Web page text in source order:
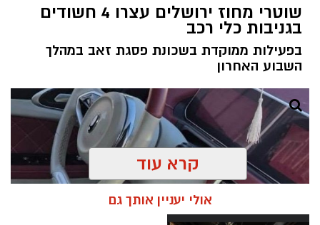
תגים:ירושלים חוגגת 60
שנה לאיחוד הבירה - סמל ייחודי שילווה את כלל
עיריית ירושלים בכל הפרסומים העירוניים.
ותימשך לאורך השנה, עד לאחר אירועי יום ירושלים,
שיצוין בכ''ח באייר תשפ''ז, ה-4 ביוני 2027. במהלך
התקופה יתקיימו עשרות אירועי תרבות, מורשת,
חינוך, ספורט וקהילה ברחבי העיר, אשר יספרו את
שוטרי מחוז ירושלים עצרו 4 חשודים
בגניבות כלי רכב
בפעילות ממוקדת בשכונת פסגת זאב במהלך
השבוע האחרון
קרא עוד
אולי יעניין אותך גם